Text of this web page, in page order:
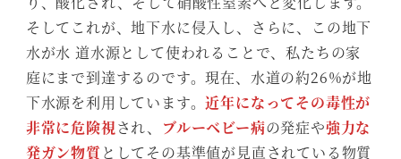
そしてこれが、地下水に侵入し、さらに、この地下
水が水 道水源として使われることで、私たちの家
庭にまで到達するのです。現在、水道の約26%が地
下水源を利用しています。近年になってその毒性が
非常に危険視され、 ブルーベビー病の発症や強力な
発ガン物質 としてその基準値が見直されている物質